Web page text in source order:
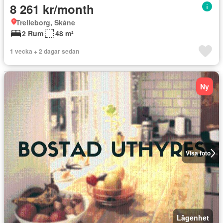
8 261 kr/month
Trelleborg, Skåne
2 Rum
48 m²
1 vecka + 2 dagar sedan
Visa foto
Ny
Lägenhet